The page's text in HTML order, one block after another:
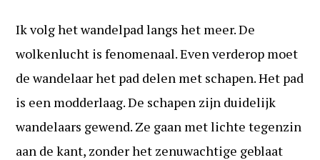
Ik volg het wandelpad langs het meer. De
wolkenlucht is fenomenaal. Even verderop moet
de wandelaar het pad delen met schapen. Het pad
is een modderlaag. De schapen zijn duidelijk
wandelaars gewend. Ze gaan met lichte tegenzin
aan de kant, zonder het zenuwachtige geblaat